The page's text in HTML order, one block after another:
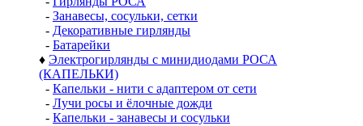
- Занавесы, сосульки, сетки
- Декоративные гирлянды
- Батарейки
♦ Электрогирлянды с минидиодами РОСА
(КАПЕЛЬКИ)
- Капельки - нити с адаптером от сети
- Лучи росы и ёлочные дожди
- Капельки - занавесы и сосульки